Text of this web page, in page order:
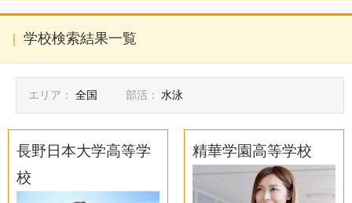
学校検索結果一覧
エリア： 全国 部活： 水泳
長野日本大学高等学
校
精華学園高等学校